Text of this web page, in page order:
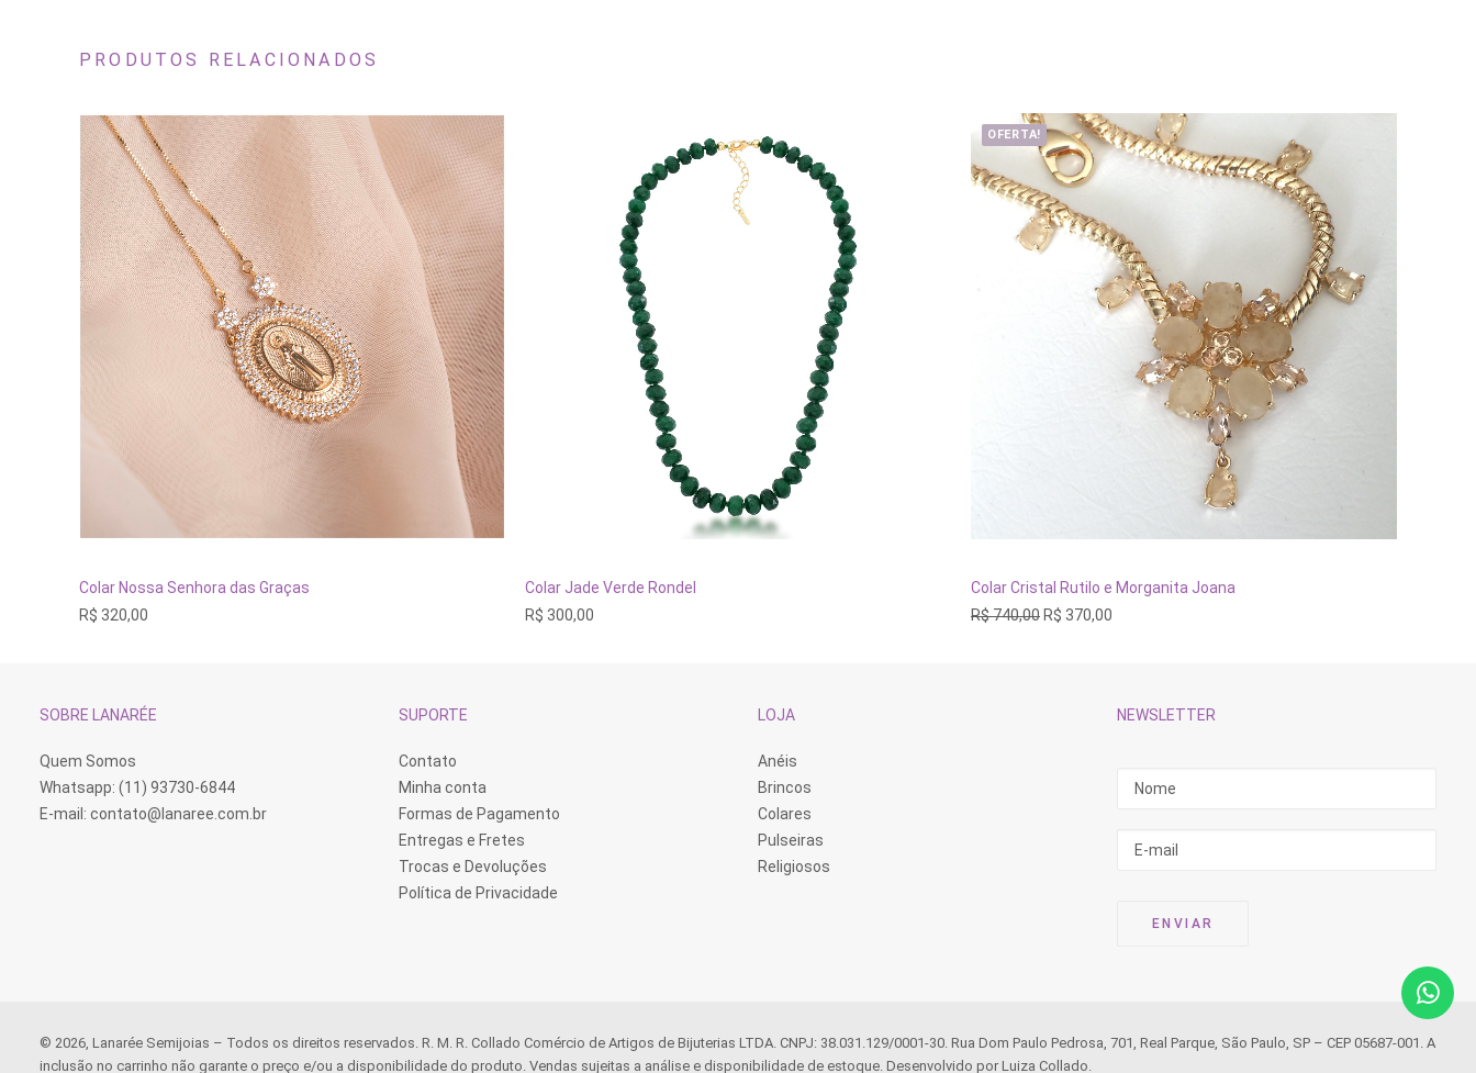
PRODUTOS RELACIONADOS
ADICIONAR AO CARRINHO
Colar Nossa Senhora das Graças
R$ 320,00
ADICIONAR AO CARRINHO
Colar Jade Verde Rondel
R$ 300,00
OFERTA!
ADICIONAR AO CARRINHO
Colar Cristal Rutilo e Morganita Joana
R$740,00OR$ 370,00
SOBRE LANARÉE
Quem Somos
Whatsapp: (11) 93730-6844
E-mail: contato@lanaree.com.br
SUPORTE
Contato
Minha conta
Formas de Pagamento
Entregas e Fretes
Trocas e Devoluções
Política de Privacidade
LOJA
Anéis
Brincos
Colares
Pulseiras
Religiosos
NEWSLETTER
© 2026, Lanarée Semijoias – Todos os direitos reservados. R. M. R. Collado Comércio de Artigos de Bijuterias LTDA. CNPJ: 38.031.129/0001-30. Rua Dom Paulo Pedrosa, 701, Real Parque, São Paulo, SP – CEP 05687-001. A
inclusão no carrinho não garante o preço e/ou a disponibilidade do produto. Vendas sujeitas a análise e disponibilidade de estoque. Desenvolvido por Luiza Collado.